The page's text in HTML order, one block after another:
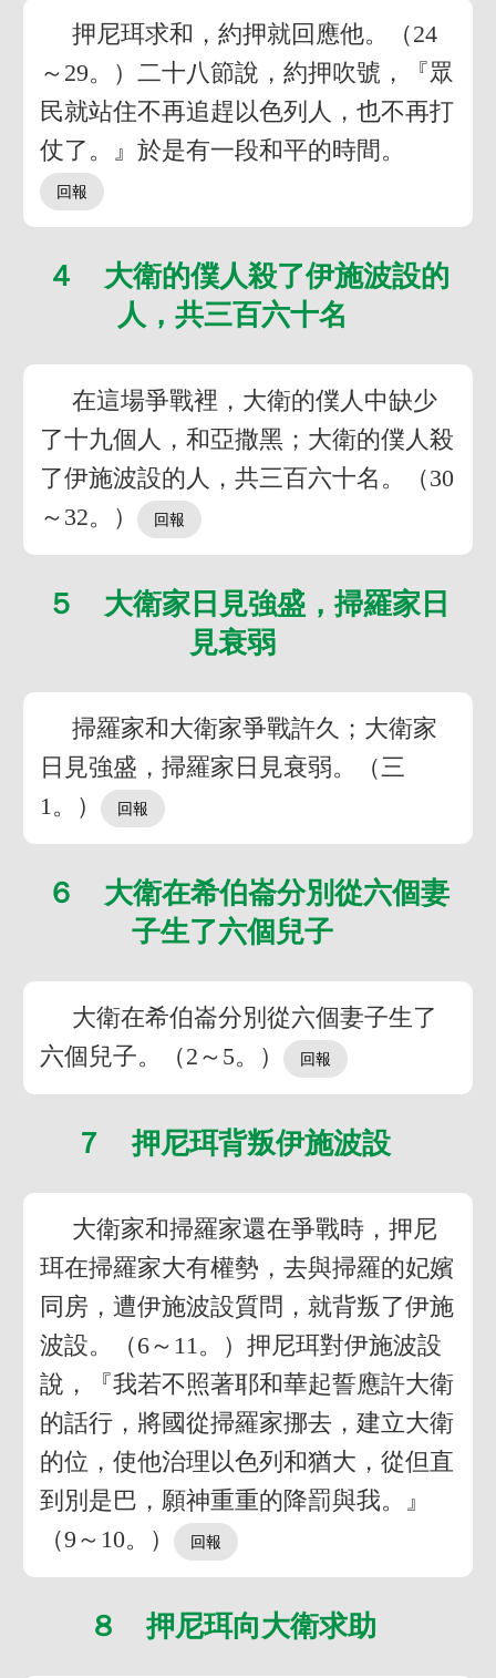
押尼珥求和，約押就回應他。（24
～29。）二十八節說，約押吹號，『眾
民就站住不再追趕以色列人，也不再打
仗了。』於是有一段和平的時間。
４ 大衛的僕人殺了伊施波設的
人，共三百六十名
在這場爭戰裡，大衛的僕人中缺少
了十九個人，和亞撒黑；大衛的僕人殺
了伊施波設的人，共三百六十名。（30
～32。）
５ 大衛家日見強盛，掃羅家日
見衰弱
掃羅家和大衛家爭戰許久；大衛家
日見強盛，掃羅家日見衰弱。（三
1。）
６ 大衛在希伯崙分別從六個妻
子生了六個兒子
大衛在希伯崙分別從六個妻子生了
六個兒子。（2～5。）
７ 押尼珥背叛伊施波設
大衛家和掃羅家還在爭戰時，押尼
珥在掃羅家大有權勢，去與掃羅的妃嬪
同房，遭伊施波設質問，就背叛了伊施
波設。（6～11。）押尼珥對伊施波設
說，『我若不照著耶和華起誓應許大衛
的話行，將國從掃羅家挪去，建立大衛
的位，使他治理以色列和猶大，從但直
到別是巴，願神重重的降罰與我。』
（9～10。）
８ 押尼珥向大衛求助